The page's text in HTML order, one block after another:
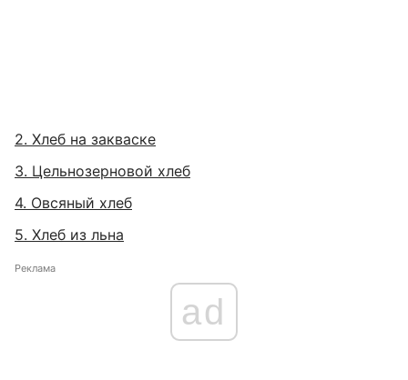
2. Хлеб на закваске
3. Цельнозерновой хлеб
4. Овсяный хлеб
5. Хлеб из льна
Реклама
ad